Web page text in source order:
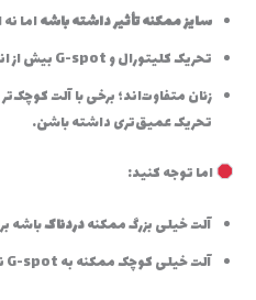
سایز ممکنه تأثیر داشته باشهاما
تحریک کلیتورال و G-spot بیش از اندازه آلت مهم هستند.
زنان متفاوت‌اند؛ برخی با آلت
تحریک عمیق‌تری داشته باشن.
اما توجه کنید:
آلت خیلی بزرگ ممکنهدردناکباشه
آلت خیلی کوچک ممکنه به G-spot نرسه؛ ولی تکنیک مهم‌تر از اندازه‌ست!